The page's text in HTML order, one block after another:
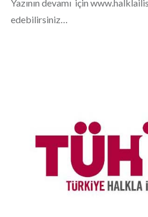
Yazının devamı için
edebilirsiniz…